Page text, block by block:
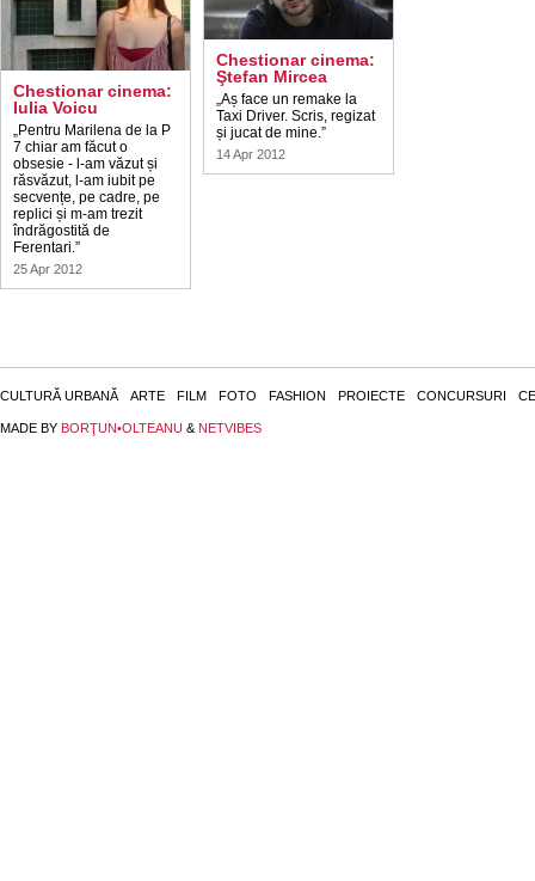
Chestionar cinema:
Iulia Voicu
„Pentru Marilena de la P
7 chiar am făcut o
obsesie - l-am văzut și
răsvăzut, l-am iubit pe
secvențe, pe cadre, pe
replici și m-am trezit
îndrăgostită de
Ferentari.”
25 Apr 2012
Chestionar cinema:
Ştefan Mircea
„Aș face un remake la
Taxi Driver. Scris, regizat
și jucat de mine.”
14 Apr 2012
CULTURĂ URBANĂ ARTE FILM FOTO FASHION PROIECTE CONCURSURI
MADE BY BORŢUN•OLTEANU & NETVIBES